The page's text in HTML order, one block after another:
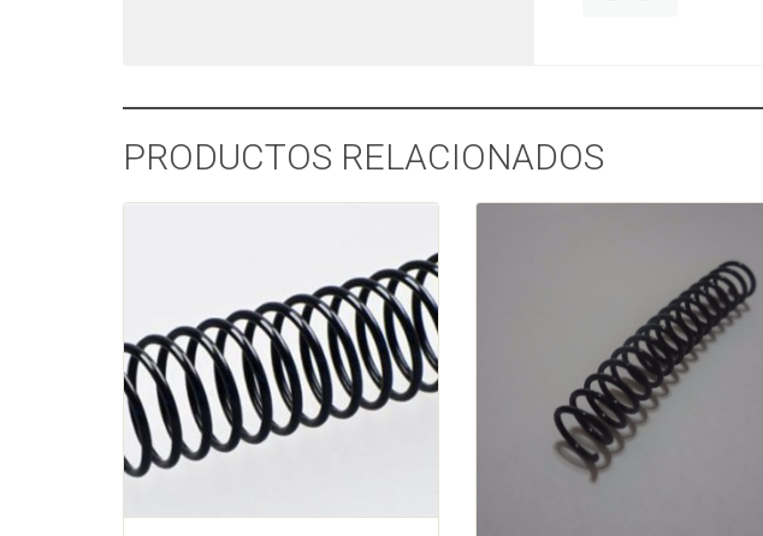
PRODUCTOS RELACIONADOS